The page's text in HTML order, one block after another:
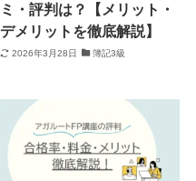
ミ・評判は？【メリット・
デメリットを徹底解説】
2026年3月28日 簿記3級